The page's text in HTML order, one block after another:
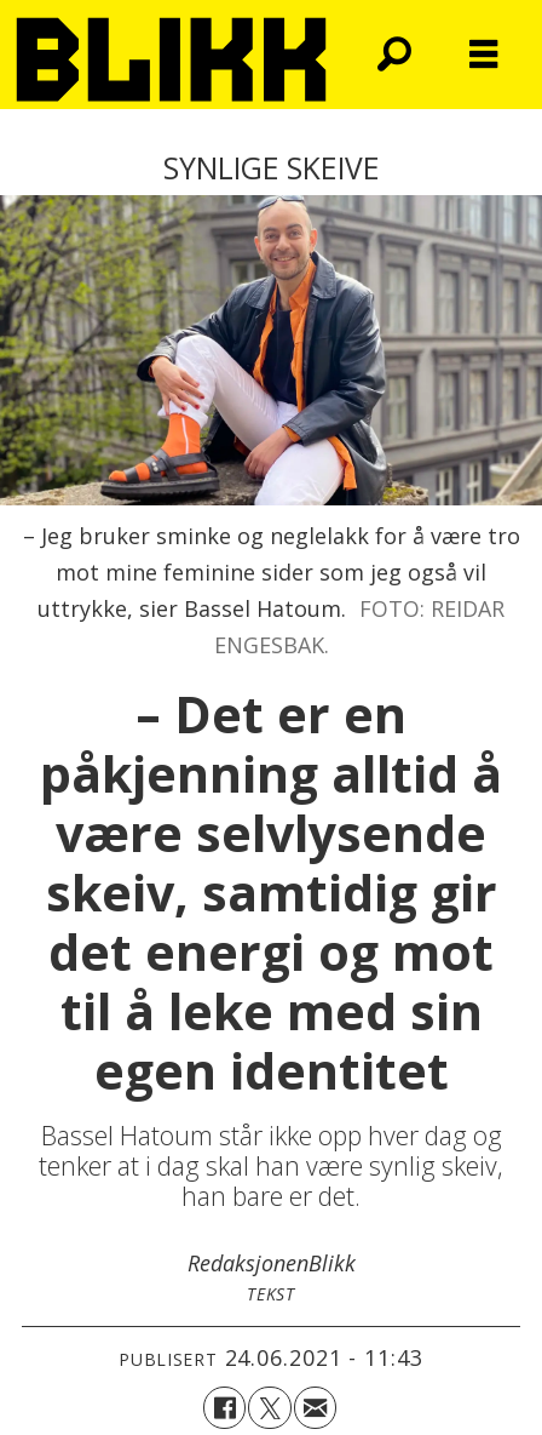
SYNLIGE SKEIVE
– Jeg bruker sminke og neglelakk for å være tro
mot mine feminine sider som jeg også vil
uttrykke, sier Bassel Hatoum. FOTO: REIDAR
ENGESBAK.
– Det er en
påkjenning alltid å
være selvlysende
skeiv, samtidig gir
det energi og mot
til å leke med sin
egen identitet
Bassel Hatoum står ikke opp hver dag og
tenker at i dag skal han være synlig skeiv,
han bare er det.
RedaksjonenBlikk
TEKST
PUBLISERT 24.06.2021 - 11:43